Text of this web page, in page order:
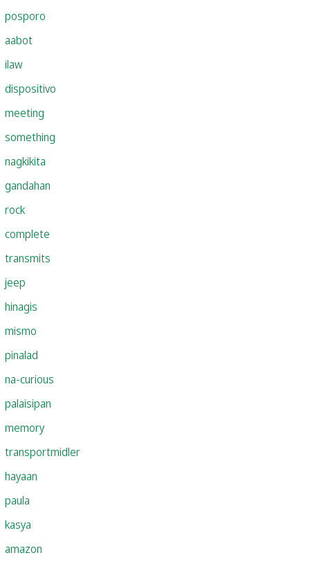
posporo
aabot
ilaw
dispositivo
meeting
something
nagkikita
gandahan
rock
complete
transmits
jeep
hinagis
mismo
pinalad
na-curious
palaisipan
memory
transportmidler
hayaan
paula
kasya
amazon